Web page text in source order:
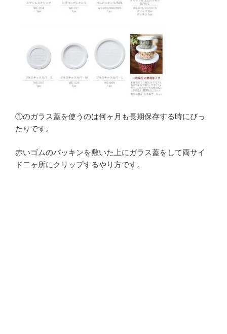
①のガラス蓋を使うのは何ヶ月も長期保存する時にぴっ
たりです。
赤いゴムのパッキンを敷いた上にガラス蓋をして両サイ
ド二ヶ所にクリップするやり方です。